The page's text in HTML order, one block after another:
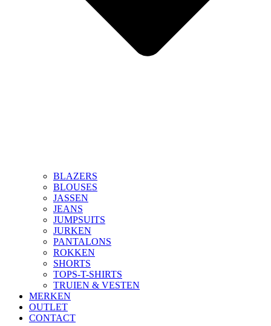
BLAZERS
BLOUSES
JASSEN
JEANS
JUMPSUITS
JURKEN
PANTALONS
ROKKEN
SHORTS
TOPS-T-SHIRTS
TRUIEN & VESTEN
MERKEN
OUTLET
CONTACT